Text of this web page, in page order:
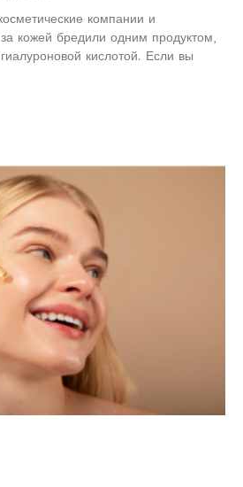
компании и
кожей бредили одним продуктом,
кислотой. Если вы